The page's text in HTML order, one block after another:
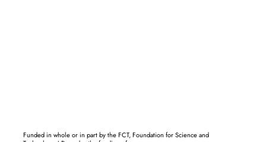
Funded in whole or in part by the FCT, Foundation for Science and